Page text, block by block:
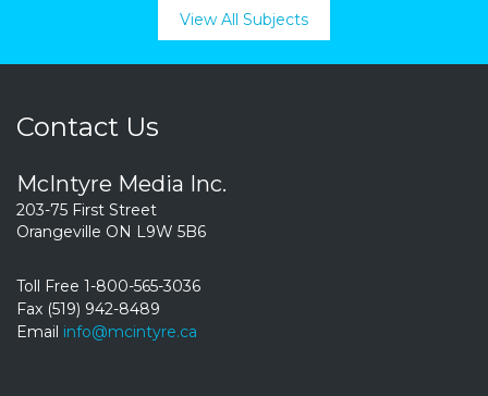
View All Subjects
Contact Us
McIntyre Media Inc.
203-75 First Street
Orangeville ON L9W 5B6
Toll Free 1-800-565-3036
Fax (519) 942-8489
Email info@mcintyre.ca